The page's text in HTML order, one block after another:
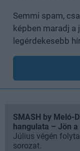
Semmi spam,
képben maradj a
legérdekesebb
SMASH by Meló-
hangulata – Jön
Július végén
sorozat.